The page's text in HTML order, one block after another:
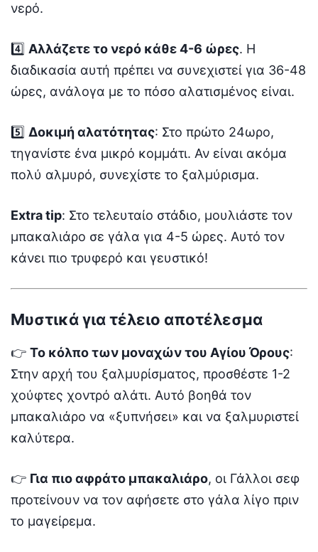
νερό.
4️⃣ Αλλάζετε το νερό κάθε 4-6 ώρες. Η
διαδικασία αυτή πρέπει να συνεχιστεί για 36-48
ώρες, ανάλογα με το πόσο αλατισμένος είναι.
5️⃣ Δοκιμή αλατότητας: Στο πρώτο 24ωρο,
τηγανίστε ένα μικρό κομμάτι. Αν είναι ακόμα
πολύ αλμυρό, συνεχίστε το ξαλμύρισμα.
Extra tip: Στο τελευταίο στάδιο, μουλιάστε τον
μπακαλιάρο σε γάλα για 4-5 ώρες. Αυτό τον
κάνει πιο τρυφερό και γευστικό!
Μυστικά για τέλειο αποτέλεσμα
👉 Το κόλπο των μοναχών του Αγίου Όρους:
Στην αρχή του ξαλμυρίσματος, προσθέστε 1-2
χούφτες χοντρό αλάτι. Αυτό βοηθά τον
μπακαλιάρο να «ξυπνήσει» και να ξαλμυριστεί
καλύτερα.
👉 Για πιο αφράτο μπακαλιάρο, οι Γάλλοι σεφ
προτείνουν να τον αφήσετε στο γάλα λίγο πριν
το μαγείρεμα.